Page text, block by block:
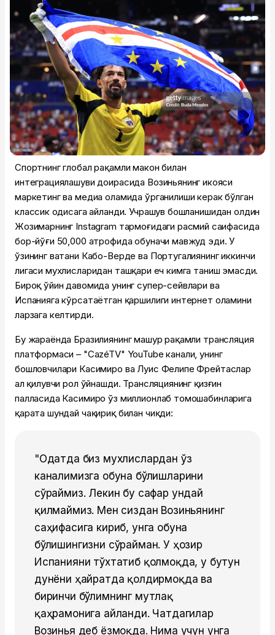
Спортнинг глобал рақамли макон билан
интеграциялашуви доирасида Возиньянинг ҳикояси
маркетинг ва медиа оламида ўрганилиши керак бўлган
классик ҳодисага айланди. Учрашув бошланишидан олдин
Жозимарнинг Instagram тармоғидаги расмий саҳифасида
бор-йўғи 50,000 атрофида обуначи мавжуд эди. У
ўзининг ватани Кабо-Верде ва Португалиянинг иккинчи
лигаси мухлисларидан ташқари ҳеч кимга таниш эмасди.
Бироқ ўйин давомида унинг супер-сейвлари ва
Испанияга кўрсатаётган қаршилиги интернет оламини
ларзага келтирди.
Бу жараёнда Бразилиянинг машҳур рақамли трансляция
платформаси – "CazéTV" YouTube канали, унинг
бошловчилари Касимиро ва Луис Фелипе Фрейтаслар
ҳал қилувчи рол ўйнашди. Трансляциянинг қизғин
палласида Касимиро ўз миллионлаб томошабинларига
қарата шундай чақириқ билан чиқди:
"Одатда биз мухлислардан ўз
каналимизга обуна бўлишларини
сўраймиз. Лекин бу сафар ундай
қилмаймиз. Мен сиздан Возиньянинг
саҳифасига кириб, унга обуна
бўлишингизни сўрайман. У ҳозир
Испанияни тўхтатиб қолмоқда, у бутун
дунёни ҳайратда қолдирмоқда ва
биринчи бўлимнинг мутлақ
қаҳрамонига айланди. Чатдагилар
Возинья деб ёзмоқда. Нима учун унга